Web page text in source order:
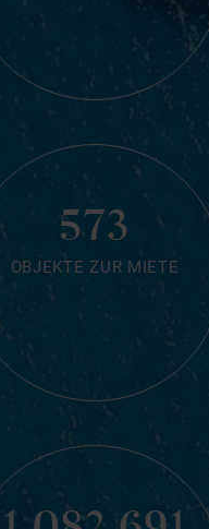
573
OBJEKTE ZUR MIETE